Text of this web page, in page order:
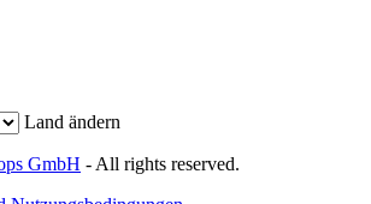
Land ändern
GmbH - All rights reserved.